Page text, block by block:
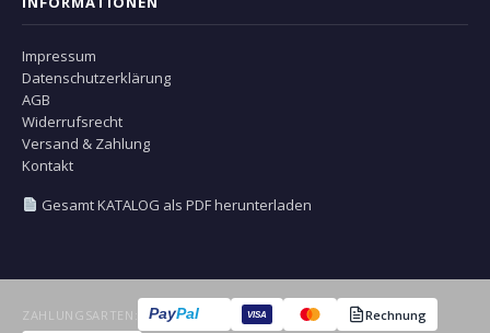
Impressum
Datenschutzerklärung
AGB
Widerrufsrecht
Versand & Zahlung
Kontakt
Gesamt KATALOG als PDF herunterladen
ZAHLUNGSARTEN: PayPal VISA Rechnung